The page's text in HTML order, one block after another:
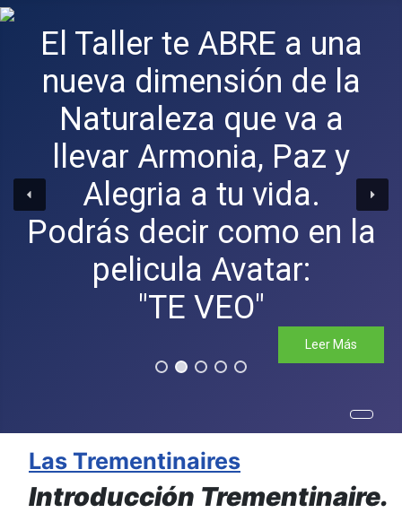
El Taller te ABRE a una
nueva dimensión de la
Naturaleza que va a
llevar Armonia, Paz y
Alegria a tu vida.
Podrás decir como en la
pelicula Avatar:
"TE VEO"
Leer Más
Las Trementinaires
Introducción Trementinaire.